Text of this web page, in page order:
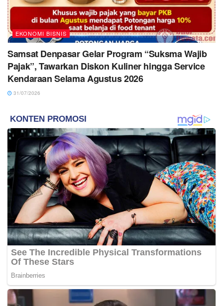
EKONOMI BISNIS
Samsat Denpasar Gelar Program “Suksma Wajib
Pajak”, Tawarkan Diskon Kuliner hingga Service
Kendaraan Selama Agustus 2026
31/07/2026